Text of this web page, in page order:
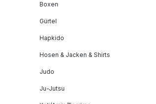
Boxen
Gürtel
Hapkido
Hosen & Jacken & Shirts
Judo
Ju-Jutsu